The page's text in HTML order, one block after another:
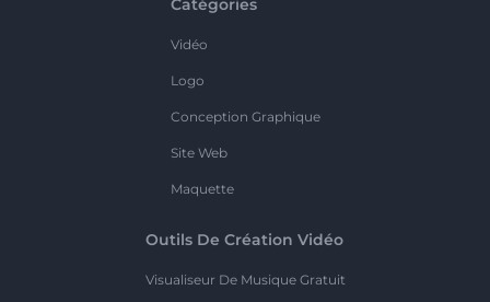
Catégories
Vidéo
Logo
Conception Graphique
Site Web
Maquette
Outils De Création Vidéo
Visualiseur De Musique Gratuit